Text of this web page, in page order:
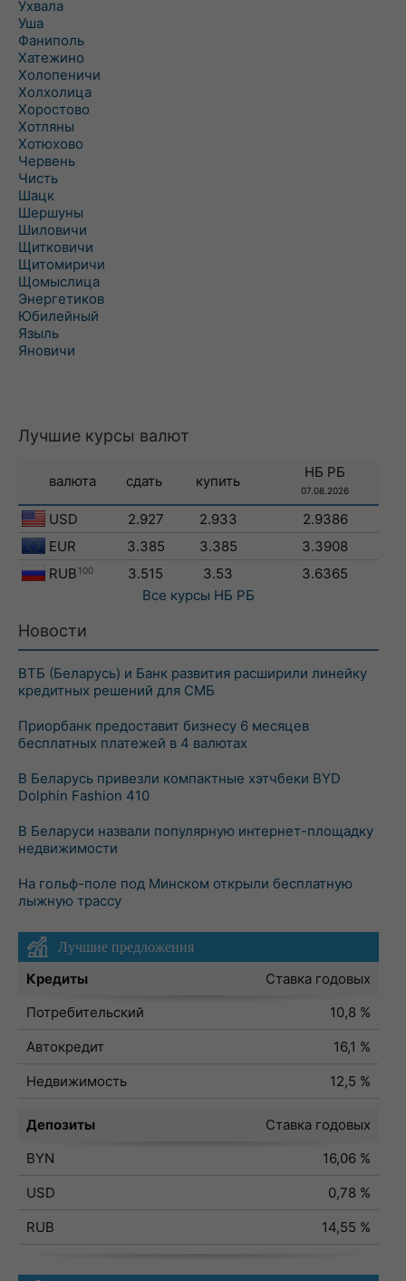
Ухвала
Уша
Фаниполь
Хатежино
Холопеничи
Холхолица
Хоростово
Хотляны
Хотюхово
Червень
Чисть
Шацк
Шершуны
Шиловичи
Щитковичи
Щитомиричи
Щомыслица
Энергетиков
Юбилейный
Языль
Яновичи
Лучшие курсы валют
валюта сдать купить
НБ РБ
07.08.2026
USD 2.927 2.933
2.9386
EUR
3.385 3.385
3.3908
RUB 100 3.515 3.53
3.6365
Все курсы НБ РБ
Новости
ВТБ (Беларусь) и Банк развития расширили линейку
кредитных решений для СМБ
Приорбанк предоставит бизнесу 6 месяцев
бесплатных платежей в 4 валютах
В Беларусь привезли компактные хэтчбеки BYD
Dolphin Fashion 410
В Беларуси назвали популярную интернет-площадку
недвижимости
На гольф-поле под Минском открыли бесплатную
лыжную трассу
Лучшие предложения
Кредиты
Ставка годовых
Потребительский
10,8 %
Автокредит
16,1 %
Недвижимость
12,5 %
Депозиты
Ставка годовых
BYN
16,06 %
USD
0,78 %
RUB
14,55 %